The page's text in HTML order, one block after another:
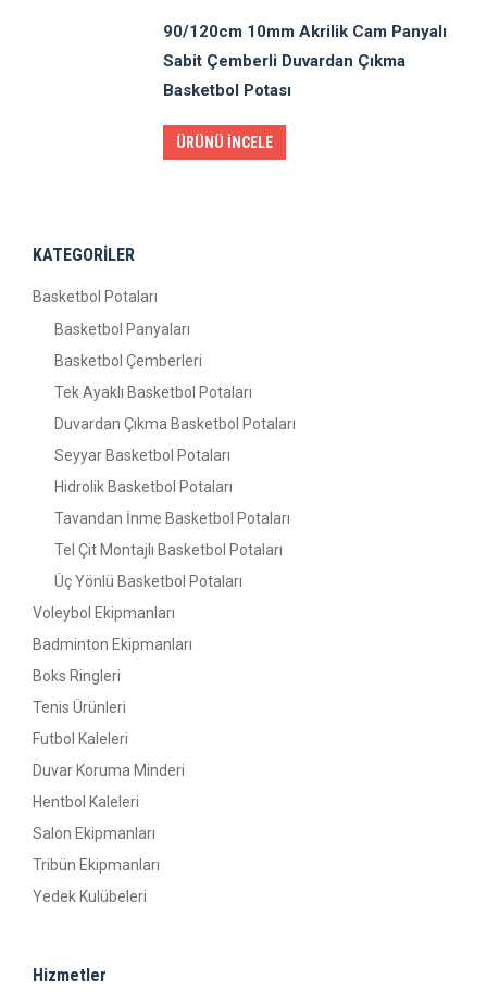
90/120cm 10mm Akrilik Cam Panyalı
Sabit Çemberli Duvardan Çıkma
Basketbol Potası
ÜRÜNÜ İNCELE
KATEGORİLER
Basketbol Potaları
Basketbol Panyaları
Basketbol Çemberleri
Tek Ayaklı Basketbol Potaları
Duvardan Çıkma Basketbol Potaları
Seyyar Basketbol Potaları
Hidrolik Basketbol Potaları
Tavandan İnme Basketbol Potaları
Tel Çit Montajlı Basketbol Potaları
Üç Yönlü Basketbol Potaları
Voleybol Ekipmanları
Badminton Ekipmanları
Boks Ringleri
Tenis Ürünleri
Futbol Kaleleri
Duvar Koruma Minderi
Hentbol Kaleleri
Salon Ekipmanları
Tribün Ekipmanları
Yedek Kulübeleri
Hizmetler